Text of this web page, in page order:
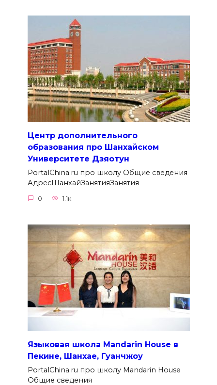
Центр дополнительного
образования про Шанхайском
Университете Дзяотун
PortalChina.ru про школу Общие сведения
АдресШанхайЗанятияЗанятия
0 1.1к.
Языковая школа Mandarin House в
Пекине, Шанхае, Гуанчжоу
PortalChina.ru про школу Mandarin House
Общие сведения